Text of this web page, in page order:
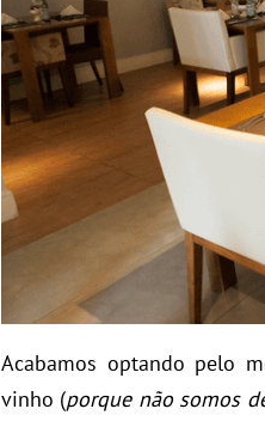
Acabamos optando pelo
vinho (porque não somos